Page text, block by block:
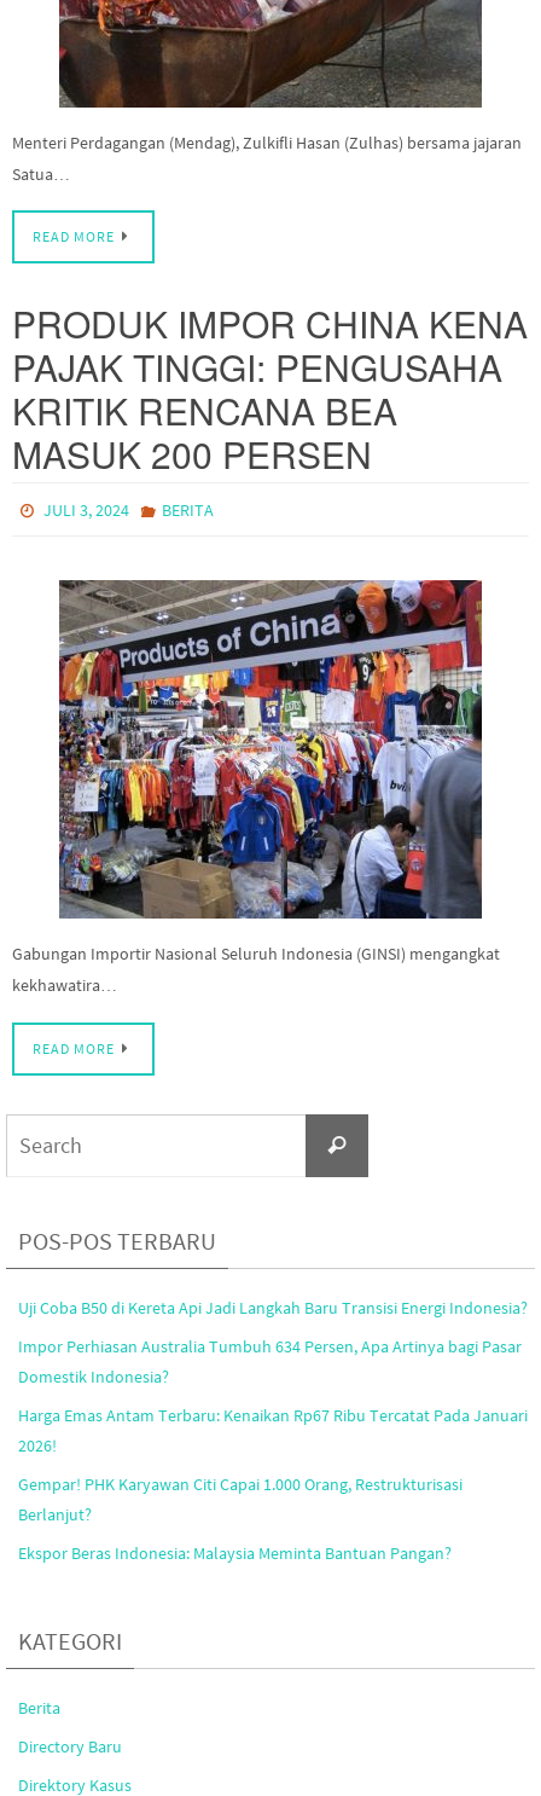
Menteri Perdagangan (Mendag), Zulkifli Hasan (Zulhas) bersama jajaran
Satua…
READ MORE
PRODUK IMPOR CHINA KENA
PAJAK TINGGI: PENGUSAHA
KRITIK RENCANA BEA
MASUK 200 PERSEN
JULI 3, 2024 BERITA
Gabungan Importir Nasional Seluruh Indonesia (GINSI) mengangkat
kekhawatira…
READ MORE
Search
POS-POS TERBARU
Uji Coba B50 di Kereta Api Jadi Langkah Baru Transisi Energi Indonesia?
Impor Perhiasan Australia Tumbuh 634 Persen, Apa Artinya bagi Pasar
Domestik Indonesia?
Harga Emas Antam Terbaru: Kenaikan Rp67 Ribu Tercatat Pada Januari
2026!
Gempar! PHK Karyawan Citi Capai 1.000 Orang, Restrukturisasi
Berlanjut?
Ekspor Beras Indonesia: Malaysia Meminta Bantuan Pangan?
KATEGORI
Berita
Directory Baru
Direktory Kasus